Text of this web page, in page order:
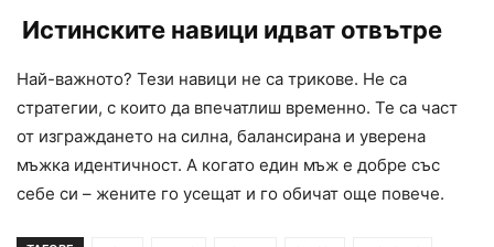
Истинските навици идват отвътре
Най-важното? Тези навици не са трикове. Не са
стратегии, с които да впечатлиш временно. Те са част
от изграждането на силна, балансирана и уверена
мъжка идентичност. А когато един мъж е добре със
себе си – жените го усещат и го обичат още повече.